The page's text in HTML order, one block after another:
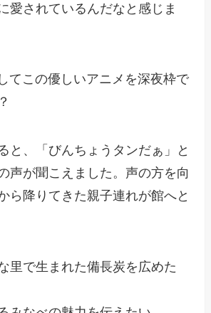
愛されているんだなと感じま
てこの優しいアニメを深夜枠で
と、「びんちょうタンだぁ」と
声が聞こえました。声の方を向
ら降りてきた親子連れが館へと
里で生まれた備長炭を広めた